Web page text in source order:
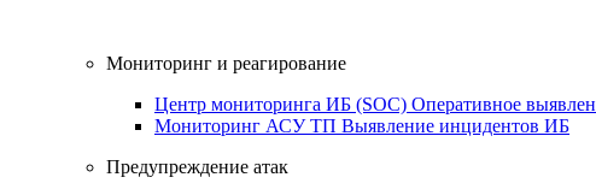
Мониторинг и реагирование
Центр мониторинга ИБ (SOC) Оперативное
Мониторинг АСУ ТП Выявление инцидентов ИБ
Предупреждение атак